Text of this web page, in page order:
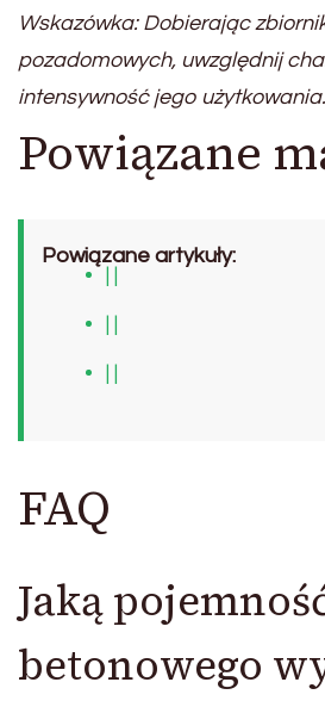
Wskazówka: Dobierając
pozadomowych, uwzględnij
intensywność jego użytkowania.
Powiązane
Powiązane artykuły:
FAQ
Jaką
betonowego